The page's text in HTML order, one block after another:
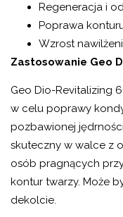
Regeneracja i
Poprawa
Wzrost
Zastosowanie Geo
Geo Dio-Revitalizing
w celu poprawy
pozbawionej
skuteczny w walce z
osób pragnących
kontur twarzy. Może
dekolcie.